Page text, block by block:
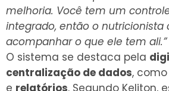
melhoria. Você tem um
integrado, então o nutricionista
acompanhar o que ele tem ali.”
O sistema se destaca pela
centralização de dados, como
e relatórios. Segundo Keliton,